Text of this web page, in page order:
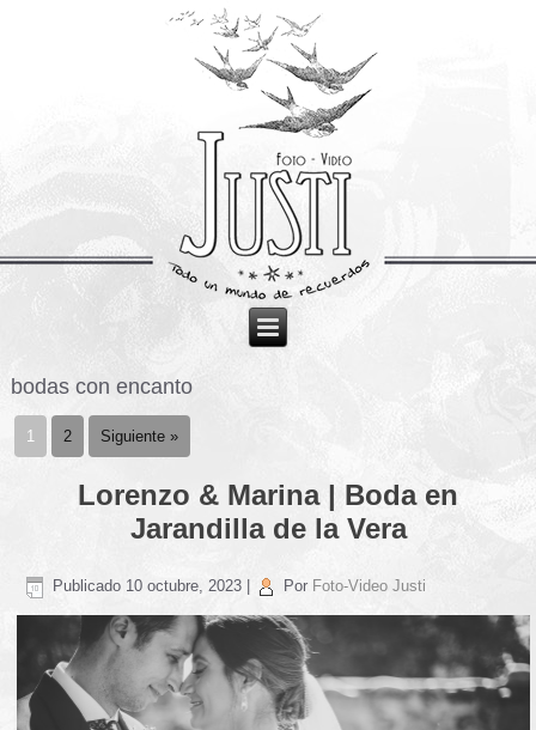
bodas con encanto
1 2 Siguiente »
Lorenzo & Marina | Boda en
Jarandilla de la Vera
Publicado 10 octubre, 2023 Por Foto-Video Justi